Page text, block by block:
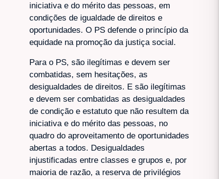
iniciativa e do mérito das pessoas, em
condições de igualdade de direitos e
oportunidades. O PS defende o princípio da
equidade na promoção da justiça social.
Para o PS, são ilegítimas e devem ser
combatidas, sem hesitações, as
desigualdades de direitos. E são ilegítimas
e devem ser combatidas as desigualdades
de condição e estatuto que não resultem da
iniciativa e do mérito das pessoas, no
quadro do aproveitamento de oportunidades
abertas a todos. Desigualdades
injustificadas entre classes e grupos e, por
maioria de razão, a reserva de privilégios